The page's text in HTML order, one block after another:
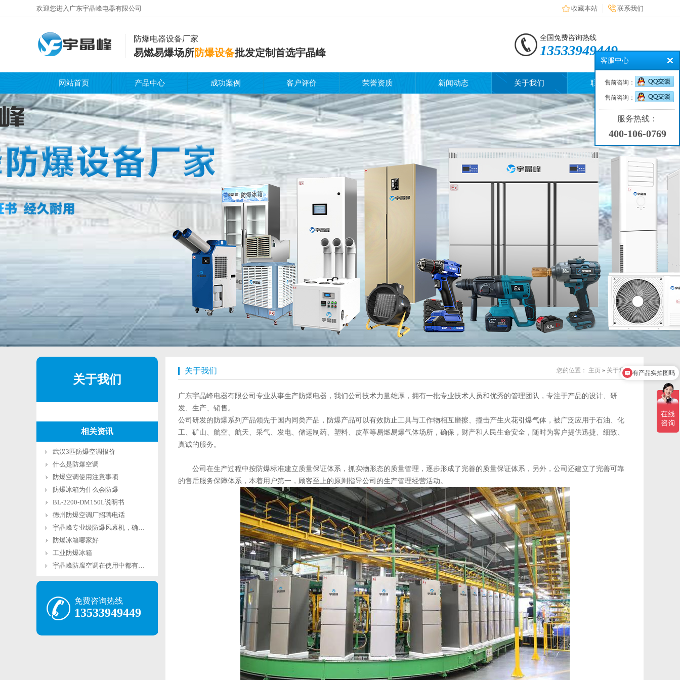
欢迎您进入广东宇晶峰电器有限公司 收藏本站 联系我们
防爆电器设备厂家
易燃易爆场所防爆设备批发定制首选宇晶峰
全国免费咨询热线
13533949449
网站首页 产品中心 成功案例 客户评价 荣誉资质 新闻动态 关于我们 联系我们
关于我们
相关资讯
武汉3匹防爆空调报价
什么是防爆空调
防爆空调使用注意事项
防爆冰箱为什么会防爆
BL-2200-DM150L说明书
德州防爆空调厂招聘电话
宇晶峰专业级防爆风幕机，确保易燃易爆场所
防爆冰箱哪家好
工业防爆冰箱
宇晶峰防腐空调在使用中都有哪些注意事项
免费咨询热线
13533949449
关于我们 您的位置： 主页 » 关于我们
广东宇晶峰电器有限公司专业从事生产防爆电器，我们公司技术力量雄厚，拥有一批专业技术人员和优秀的管理团队，专注于产品的设计、研
发、生产、销售。
公司研发的防爆系列产品领先于国内同类产品，防爆产品可以有效防止工具与工作物相互磨擦、撞击产生火花引爆气体，被广泛应用于石油、化
工、矿山、航空、航天、采气、发电、储运制药、塑料、皮革等易燃易爆气体场所，确保，财产和人民生命安全，随时为客户提供迅捷、细致、
真诚的服务。
公司在生产过程中按防爆标准建立质量保证体系，抓实物形态的质量管理，逐步形成了完善的质量保证体系，另外，公司还建立了完善可靠
的售后服务保障体系，本着用户第一，顾客至上的原则指导公司的生产管理经营活动。
客服中心
售前咨询：
售前咨询：
服务热线：
400-106-0769
怎么联系你们
有产品实拍图吗